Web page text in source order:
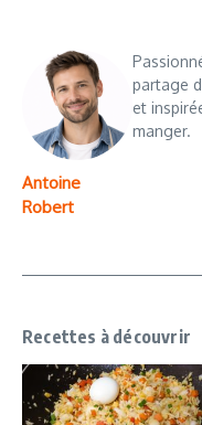
Antoine
Robert
partage
et
manger.
Recettes à découvrir